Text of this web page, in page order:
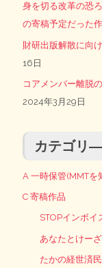
身を切る改革の恐
の寄稿予定だった作
財研出版解散に向
16日
コアメンバー離脱
2024年3月29日
カテゴリ―
A 一時保管(MMTを
C 寄稿作品
STOPインボイ
あなたとけー
たかの経世済